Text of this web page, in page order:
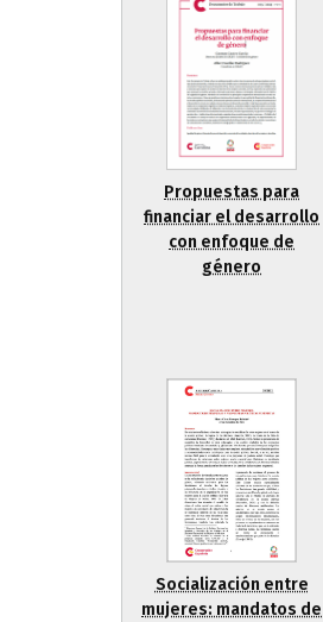
Propuestas para
financiar el desarrollo
con enfoque de
género
Socialización entre
mujeres: mandatos de